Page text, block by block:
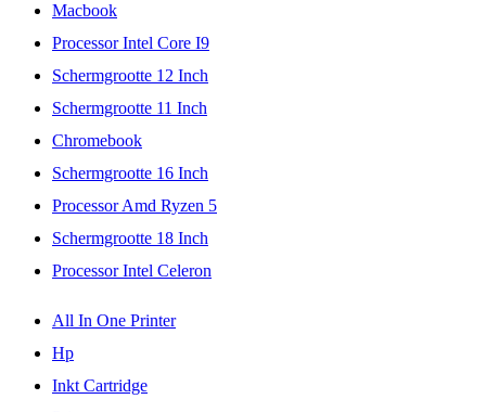
Macbook
Processor Intel Core I9
Schermgrootte 12 Inch
Schermgrootte 11 Inch
Chromebook
Schermgrootte 16 Inch
Processor Amd Ryzen 5
Schermgrootte 18 Inch
Processor Intel Celeron
All In One Printer
Hp
Inkt Cartridge